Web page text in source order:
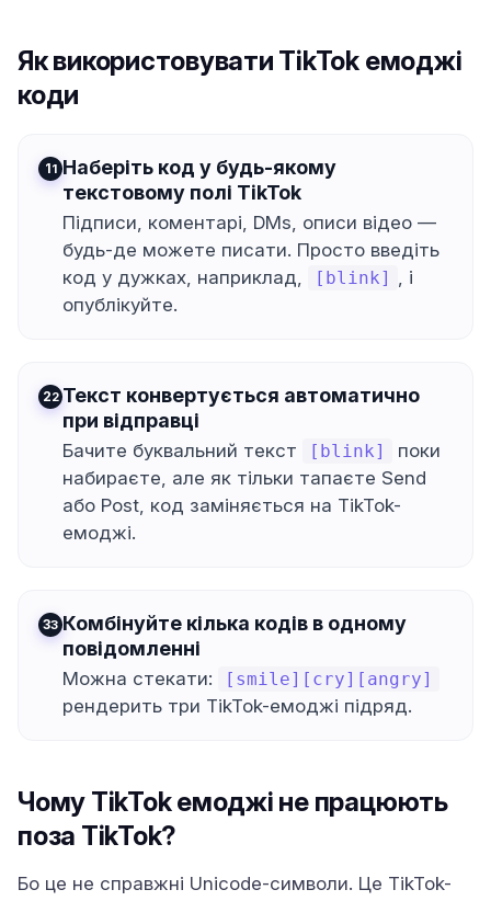
Як використовувати TikTok емоджі
коди
1 Наберіть код у будь-якому
текстовому полі TikTok
Підписи, коментарі, DMs, описи відео —
будь-де можете писати. Просто введіть
код у дужках, наприклад,
[blink] , і
опублікуйте.
2 Текст конвертується автоматично
при відправці
Бачите буквальний текст [blink]
поки
набираєте, але як тільки тапаєте Send
або Post, код заміняється на TikTok-
емоджі.
3 Комбінуйте кілька кодів в одному
повідомленні
Можна стекати: [smile][cry][angry]
рендерить три TikTok-емоджі підряд.
Чому TikTok емоджі не працюють
поза TikTok?
Бо це не справжні Unicode-символи. Це TikTok-